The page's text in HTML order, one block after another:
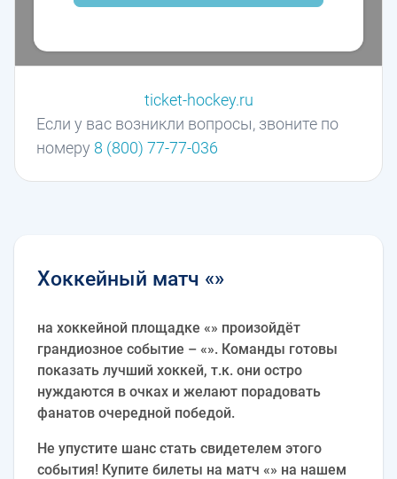
Если у вас возникли вопросы, звоните по
номеру 8 (800) 77-77-036
ticket-hockey.ru
Хоккейный матч «»
на хоккейной площадке «» произойдёт
грандиозное событие – «». Команды готовы
показать лучший хоккей, т.к. они остро
нуждаются в очках и желают порадовать
фанатов очередной победой.
Не упустите шанс стать свидетелем этого
события! Купите билеты на матч «» на нашем